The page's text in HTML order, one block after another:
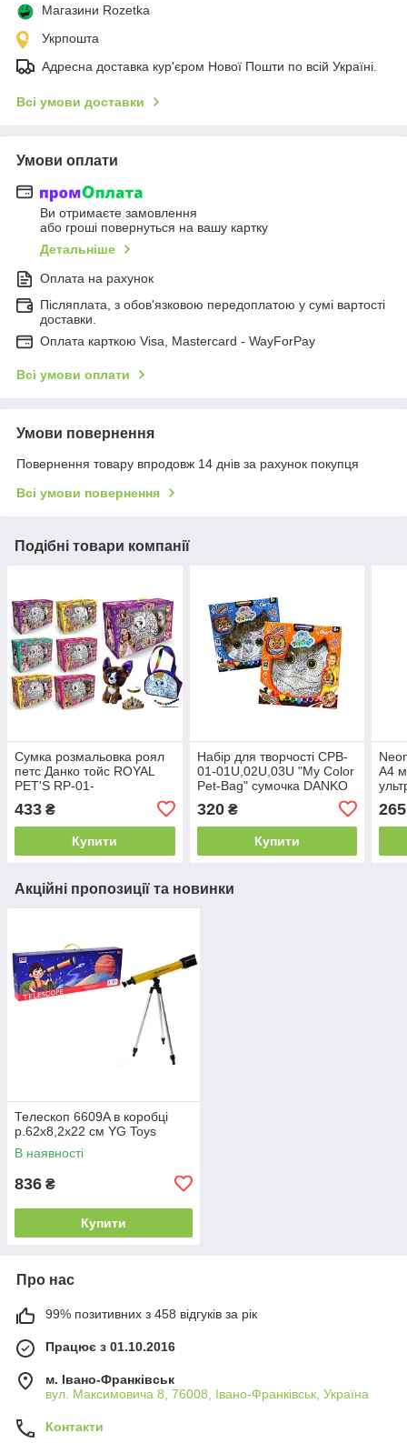
Магазини Rozetka
Укрпошта
Адресна доставка кур'єром Нової Пошти по всій Україні.
Всі умови доставки
Умови оплати
Ви отримаєте замовлення
або гроші повернуться на вашу картку
Детальніше
Оплата на рахунок
Післяплата, з обов'язковою передоплатою у сумі вартості
доставки.
Оплата карткою Visa, Mastercard - WayForPay
Всі умови оплати
Умови повернення
Повернення товару впродовж 14 днів за рахунок покупця
Всі умови повернення
Подібні товари компанії
Сумка розмальовка роял
петс Данко тойс ROYAL
PET'S RP-01-
433 ₴
Купити
Набір для творчості CPB-
01-01U,02U,03U "My Color
Pet-Bag" сумочка DANKO
320₴
Купити
А4
265
Акційні пропозиції та новинки
Телескоп 6609A в коробці
р.62x8,2x22 см YG Toys
В наявності
836 ₴
Купити
Про нас
99% позитивних з 458 відгуків за рік
Працює з 01.10.2016
м. Івано-Франківськ
вул. Максимовича 8, 76008, Івано-Франківськ, Україна
Контакти